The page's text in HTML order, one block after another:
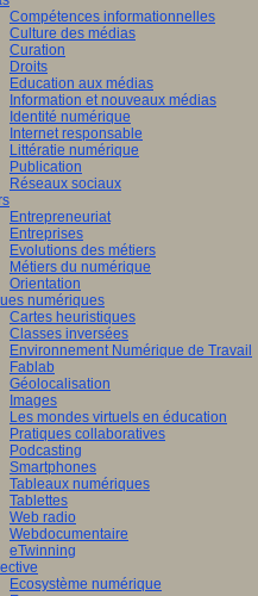
Compétences informationnelles
Culture des médias
Curation
Droits
Education aux médias
Information et nouveaux médias
Identité numérique
Internet responsable
Littératie numérique
Publication
Réseaux sociaux
Entrepreneuriat
Entreprises
Evolutions des métiers
Métiers du numérique
Orientation
numériques
Cartes heuristiques
Classes inversées
Environnement Numérique de Travail
Fablab
Géolocalisation
Images
Les mondes virtuels en éducation
Pratiques collaboratives
Podcasting
Smartphones
Tableaux numériques
Tablettes
Web radio
Webdocumentaire
eTwinning
Ecosystème numérique